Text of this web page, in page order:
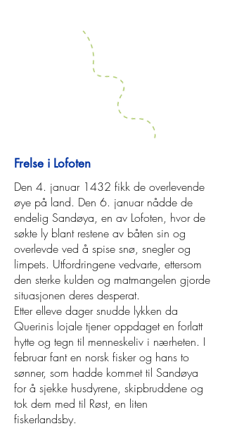
Frelse i Lofoten
Den 4. januar 1432 fikk de overlevende
øye på land. Den 6. januar nådde de
endelig Sandøya, en av Lofoten, hvor de
søkte ly blant restene av båten sin og
overlevde ved å spise snø, snegler og
limpets. Utfordringene vedvarte, ettersom
den sterke kulden og matmangelen gjorde
situasjonen deres desperat.
Etter elleve dager snudde lykken da
Querinis lojale tjener oppdaget en forlatt
hytte og tegn til menneskeliv i nærheten. I
februar fant en norsk fisker og hans to
sønner, som hadde kommet til Sandøya
for å sjekke husdyrene, skipbruddene og
tok dem med til Røst, en liten
fiskerlandsby.